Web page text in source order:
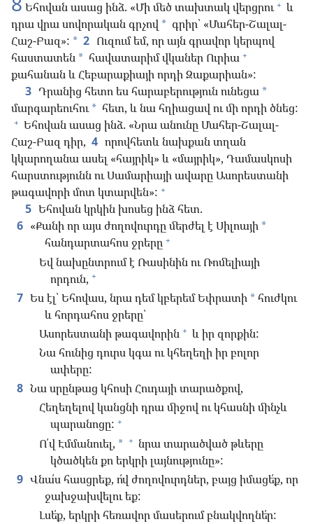
Եհովան ասաց ինձ. «Մի մեծ տախտակ վերցրու + և
դրա վրա սովորական գրչով * գրիր՝ «Մահեր-Շալալ-
Հաշ-Բազ»: * 2 Ուզում եմ, որ այն գրավոր կերպով
հաստատեն * հավատարիմ վկաներ Ուրիա +
քահանան և Հեբարաքիայի որդի Զաքարիան»:
3 Դրանից հետո ես հարաբերություն ունեցա *
մարգարեուհու * հետ, և նա հղիացավ ու մի որդի ծնեց:
+ Եհովան ասաց ինձ. «Նրա անունը Մահեր-Շալալ-
Հաշ-Բազ դիր, 4 որովհետև նախքան տղան
կկարողանա ասել «հայրիկ» և «մայրիկ», Դամասկոսի
հարստությունն ու Սամարիայի ավարը Ասորեստանի
թագավորի մոտ կտարվեն»: +
5 Եհովան կրկին խոսեց ինձ հետ.
6 «Քանի որ այս ժողովուրդը մերժել է Սիլոայի *
հանդարտահոս ջրերը +
Եվ նախընտրում է Ռասինին ու Ռոմելիայի
որդուն, +
7 Ես էլ՝ Եհովաս, նրա դեմ կբերեմ Եփրատի * հուժկու
և հորդահոս ջրերը՝
Ասորեստանի թագավորին + և իր զորքին:
Նա հունից դուրս կգա ու կհեղեղի իր բոլոր
ափերը:
8 Նա սրընթաց կհոսի Հուդայի տարածքով,
Հեղեղելով կանցնի դրա միջով ու կհասնի մինչև
պարանոցը: +
Ո՛վ Էմմանուել, * + նրա տարածված թևերը
կծածկեն քո երկրի լայնությունը»:
9 Վնա՛ս հասցրեք, ո՛վ ժողովուրդներ, բայց իմացե՛ք, որ
ջախջախվելու եք:
Լսե՛ք, երկրի հեռավոր մասերում բնակվողնե՛ր: